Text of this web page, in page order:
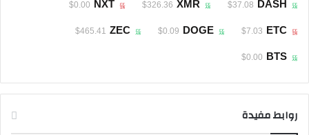
DASH
$37.08
XMR
$326.36
NXT
$0.00
ETC
$7.03
DOGE
$0.09
ZEC
$465.41
BTS
$0.00
روابط مفيدة